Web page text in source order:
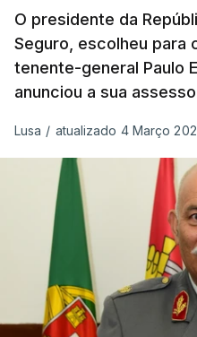
O presidente da
Seguro, escolheu para
tenente-general Paulo
anunciou a sua
Lusa / atualizado 4 Março